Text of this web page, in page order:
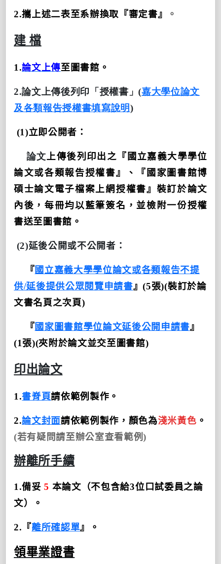
2.攜上述二表至系辦換取『審定書』 。
建 檔
1.論文上傳至圖書館。
2.論文上傳後列印「授權書」(嘉大學位論文
及各類報告授權書填寫說明)
(1)立即公開者：
論文上傳後列印出之『國立嘉義大學學位
論文或各類報告授權書』、『國家圖書館博
碩士論文電子檔案上網授權書』裝訂於論文
內後，每冊均以藍筆簽名，並檢附一份授權
書送至圖書館。
(2)延後公開或不公開者：
『國立嘉義大學學位論文或各類報告不提
供/延後提供公眾閱覽申請書』(5張)(裝訂於論
文書名頁之次頁)
『國家圖書館學位論文延後公開申請書』
(1張)(夾附於論文並交至圖書館)
印出論文
1.書脊頁請依範例製作。
2.論文封面請依範例製作 ，顏色為淺米黃色 。
(若有疑問請至辦公室查看範例)
辦離所手續
1.備妥 5 本論文（不包含給3位口試委員之論
文）。
2. 『離所確認單』。
領畢業證書